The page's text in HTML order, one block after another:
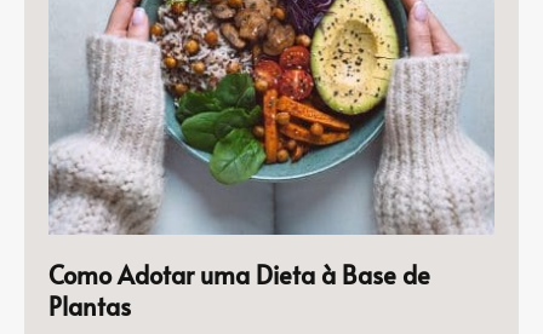
Como Adotar uma Dieta à Base de
Plantas